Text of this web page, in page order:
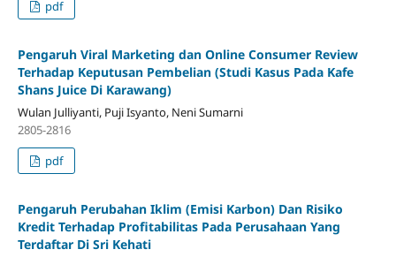
pdf
Pengaruh Viral Marketing dan Online Consumer Review
Terhadap Keputusan Pembelian (Studi Kasus Pada Kafe
Shans Juice Di Karawang)
Wulan Julliyanti, Puji Isyanto, Neni Sumarni
2805-2816
pdf
Pengaruh Perubahan Iklim (Emisi Karbon) Dan Risiko
Kredit Terhadap Profitabilitas Pada Perusahaan Yang
Terdaftar Di Sri Kehati